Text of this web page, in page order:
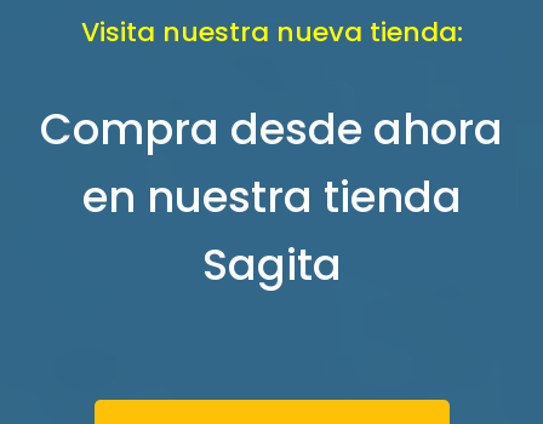
Visita nuestra nueva tienda:
Compra desde ahora
en nuestra tienda
Sagita